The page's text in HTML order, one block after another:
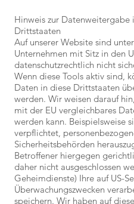
Hinweis zur Datenweitergabe
Drittstaaten
Auf unserer Website sind
Unternehmen mit Sitz in den
datenschutzrechtlich nicht
Wenn diese Tools aktiv sind,
Daten in diese Drittstaaten
werden. Wir weisen darauf
mit der EU vergleichbares
werden kann. Beispielsweise
verpflichtet,
Sicherheitsbehörden
Betroffener hiergegen
daher nicht ausgeschlossen
Geheimdienste) Ihre auf US-
Überwachungszwecken
speichern. Wir haben auf